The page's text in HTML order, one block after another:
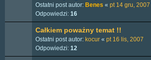
Ostatni post autor: Benes « pt 14 gru, 2007
Odpowiedzi: 16
Całkiem poważny temat !!
Ostatni post autor: kocur « pt 16 lis, 2007
Odpowiedzi: 12